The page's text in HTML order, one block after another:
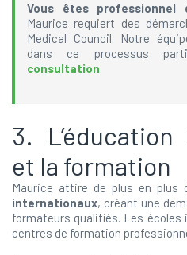
Vous êtes professionnel
Maurice requiert des
Medical Council. Notre
dans ce processus
consultation.
3.
et la formation
Maurice attire de plus en plus
internationaux, créant une
formateurs qualifiés. Les
centres de formation